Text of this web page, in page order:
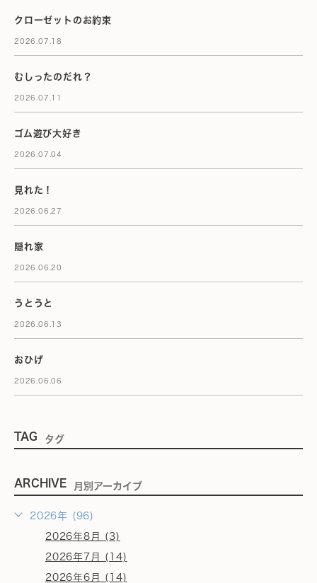
クローゼットのお約束
2026.07.18
むしったのだれ？
2026.07.11
ゴム遊び大好き
2026.07.04
見れた！
2026.06.27
隠れ家
2026.06.20
うとうと
2026.06.13
おひげ
2026.06.06
TAG タグ
ARCHIVE 月別アーカイブ
2026年 (96)
2026年8月 (3)
2026年7月 (14)
2026年6月 (14)